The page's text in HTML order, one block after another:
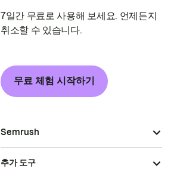
7일간 무료로 사용해 보세요. 언제든지
취소할 수 있습니다.
무료 체험 시작하기
Semrush
추가 도구